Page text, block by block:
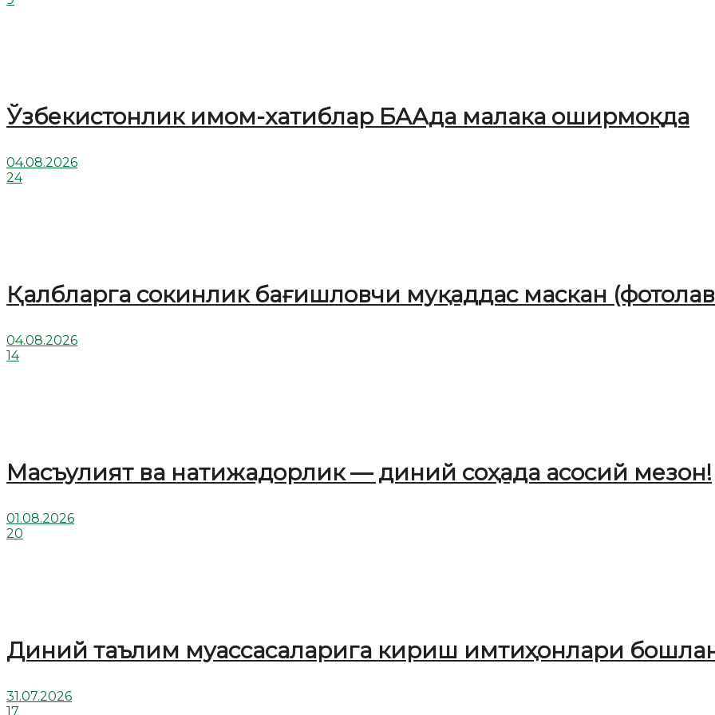
Ўзбекистонлик имом-хатиблар БААда малака оширмоқда
04.08.2026
24
Қалбларга сокинлик бағишловчи муқаддас маскан
04.08.2026
14
Масъулият ва натижадорлик — диний соҳада асосий мезон!
01.08.2026
20
Диний таълим муассасаларига кириш имтиҳонлари
31.07.2026
17